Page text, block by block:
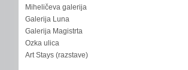
Miheličeva galerija
Galerija Luna
Galerija Magistrta
Ozka ulica
Art Stays (razstave)